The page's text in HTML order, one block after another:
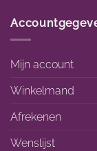
Mijn account
Winkelmand
Afrekenen
Wenslijst